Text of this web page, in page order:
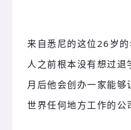
来自悉尼的这位26岁的
人之前根本没有想过退
月后他会创办一家能够
世界任何地方工作的公